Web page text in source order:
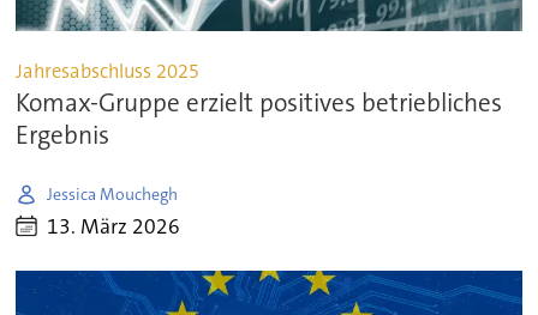
Jahresabschluss 2025
Komax-Gruppe erzielt positives betriebliches
Ergebnis
Jessica Mouchegh
13. März 2026